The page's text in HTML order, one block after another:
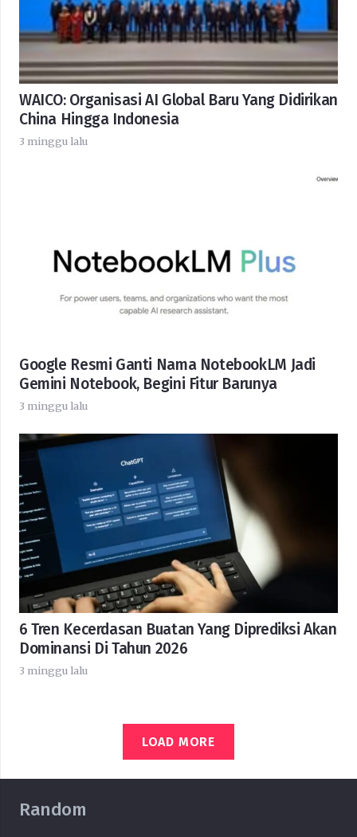
WAICO: Organisasi AI Global Baru Yang Didirikan
China Hingga Indonesia
3 minggu lalu
Google Resmi Ganti Nama NotebookLM Jadi
Gemini Notebook, Begini Fitur Barunya
3 minggu lalu
6 Tren Kecerdasan Buatan Yang Diprediksi Akan
Dominansi Di Tahun 2026
3 minggu lalu
LOAD MORE
Random